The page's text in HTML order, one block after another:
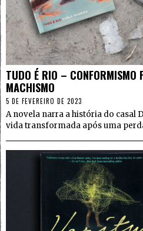
TUDO É RIO – CONFORMISMO
MACHISMO
5 DE FEVEREIRO DE 2023
A novela narra a história do casal
vida transformada após uma